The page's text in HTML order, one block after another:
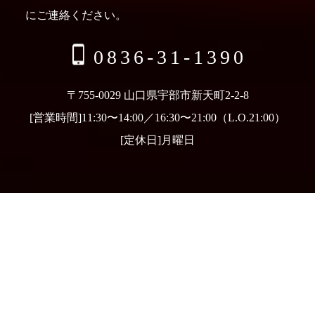
にご連絡ください。
0836-31-1390
〒755-0029 山口県宇部市新天町2-2-8
[営業時間]11:30〜14:00／16:30〜21:00（L.O.21:00）
[定休日]月曜日